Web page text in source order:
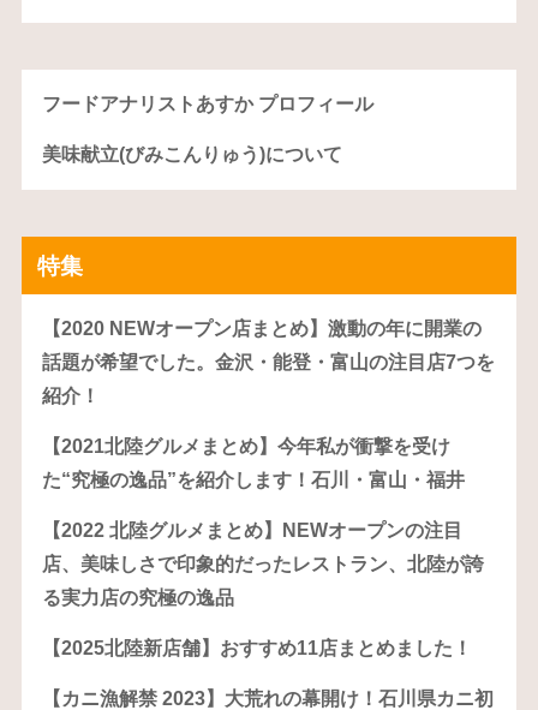
フードアナリストあすか プロフィール
美味献立(びみこんりゅう)について
特集
【2020 NEWオープン店まとめ】激動の年に開業の
話題が希望でした。金沢・能登・富山の注目店7つを
紹介！
【2021北陸グルメまとめ】今年私が衝撃を受け
た“究極の逸品”を紹介します！石川・富山・福井
【2022 北陸グルメまとめ】NEWオープンの注目
店、美味しさで印象的だったレストラン、北陸が誇
る実力店の究極の逸品
【2025北陸新店舗】おすすめ11店まとめました！
【カニ漁解禁 2023】大荒れの幕開け！石川県カニ初